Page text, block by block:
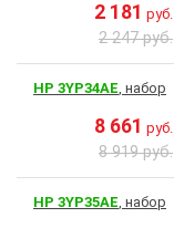
2 181 руб.
2 247 руб.
HP 3YP34AE, набор
8 661 руб.
8 919 руб.
HP 3YP35AE, набор